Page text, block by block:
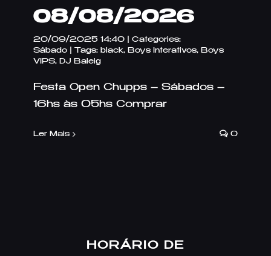
08/08/2026
20/09/2025 14:40
Categories:
Sábado
Tags: black, Boys Interativos, Boys
VIPS, DJ Baleig
Festa Open Chupps – Sábados –
16hs às 05hs Comprar
Ler Mais 0
HORÁRIO DE